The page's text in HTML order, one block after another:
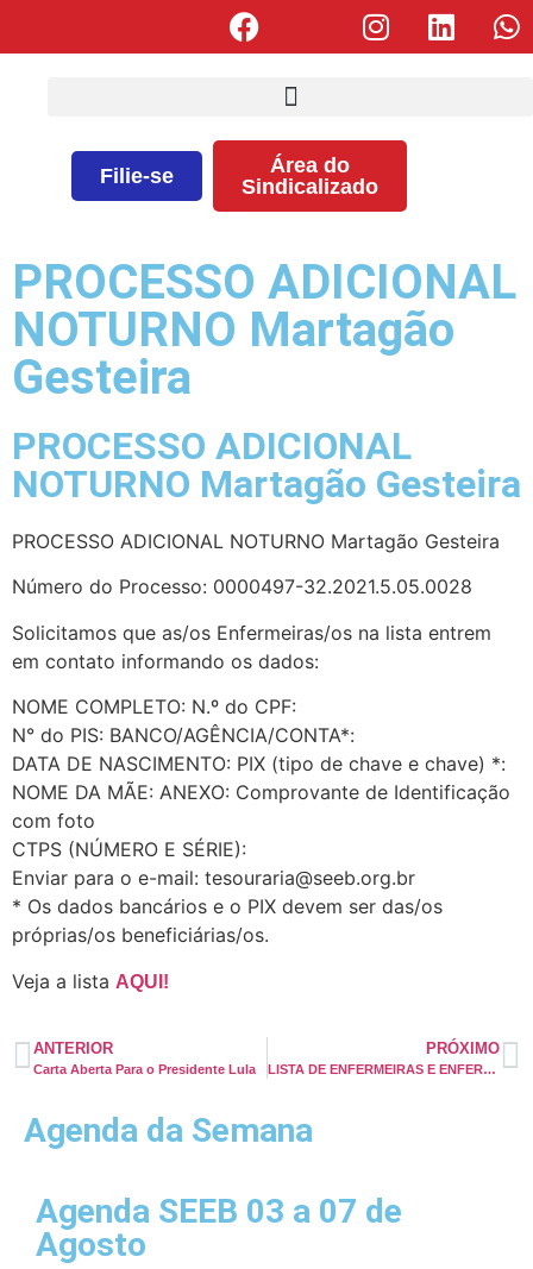
Filie-se
Área do
Sindicalizado
PROCESSO ADICIONAL
NOTURNO Martagão
Gesteira
PROCESSO ADICIONAL
NOTURNO Martagão Gesteira
PROCESSO ADICIONAL NOTURNO Martagão Gesteira
Número do Processo: 0000497-32.2021.5.05.0028
Solicitamos que as/os Enfermeiras/os na lista entrem
em contato informando os dados:
NOME COMPLETO: N.º do CPF:
N° do PIS: BANCO/AGÊNCIA/CONTA*:
DATA DE NASCIMENTO: PIX (tipo de chave e chave) *:
NOME DA MÃE: ANEXO: Comprovante de Identificação
com foto
CTPS (NÚMERO E SÉRIE):
Enviar para o e-mail: tesouraria@seeb.org.br
* Os dados bancários e o PIX devem ser das/os
próprias/os beneficiárias/os.
Veja a lista AQUI!
ANTERIOR
Carta Aberta Para o Presidente Lula
PRÓXIMO
LISTA DE ENFERMEIRAS E ENFERMEIROS QUE LABORARAM NO HOSPITAL SALVADOR DURANTE A COVID
Agenda da Semana
Agenda SEEB 03 a 07 de
Agosto